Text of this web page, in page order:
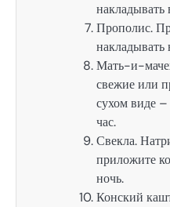
накладывать
Прополис.
Мать-и-
свежие или
сухом виде
час.
Свекла.
приложите
ночь.
Конский